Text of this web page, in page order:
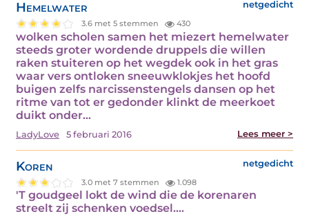
Hemelwater netgedicht
3.6 met 5 stemmen 430
wolken scholen samen het miezert hemelwater
steeds groter wordende druppels die willen
raken stuiteren op het wegdek ook in het gras
waar vers ontloken sneeuwklokjes het hoofd
buigen zelfs narcissenstengels dansen op het
ritme van tot er gedonder klinkt de meerkoet
duikt onder…
LadyLove 5 februari 2016 Lees meer >
Koren netgedicht
3.0 met 7 stemmen 1.098
'T goudgeel lokt de wind die de korenaren
streelt zij schenken voedsel.…